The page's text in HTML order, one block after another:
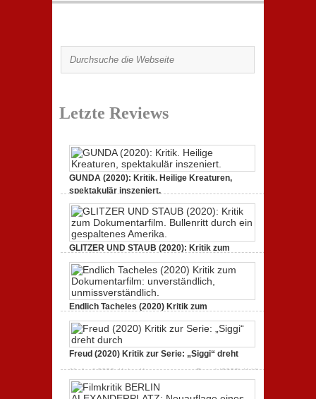
Letzte Reviews
GUNDA (2020): Kritik. Heilige Kreaturen,
spektakulär inszeniert.
21. April 2021,Keine Kommentare zu GUNDA (2020):
Kritik. Heilige Kreaturen, spektakulär inszeniert.
GLITZER UND STAUB (2020): Kritik zum
Dokumentarfilm.
3. Oktober 2020,Keine Kommentarezu GLITZER UND
STAUB (2020): Kritik zum Dokumentarfilm. Bullenritt
durch ein gespaltenes Amerika.
Endlich Tacheles (2020) Kritik zum
Dokumentarfilm: unverständlich,
19. Mai 2020,Keine Kommentare
(2020) Kritik zum Dokumentarfilm: unverständlich,
unmissverständlich.
Freud (2020) Kritik zur Serie: „Siggi“ dreht
11. April 2020,Keine Kommentarezu Freud (2020) Kritik
zur Serie: „Siggi“ dreht durch